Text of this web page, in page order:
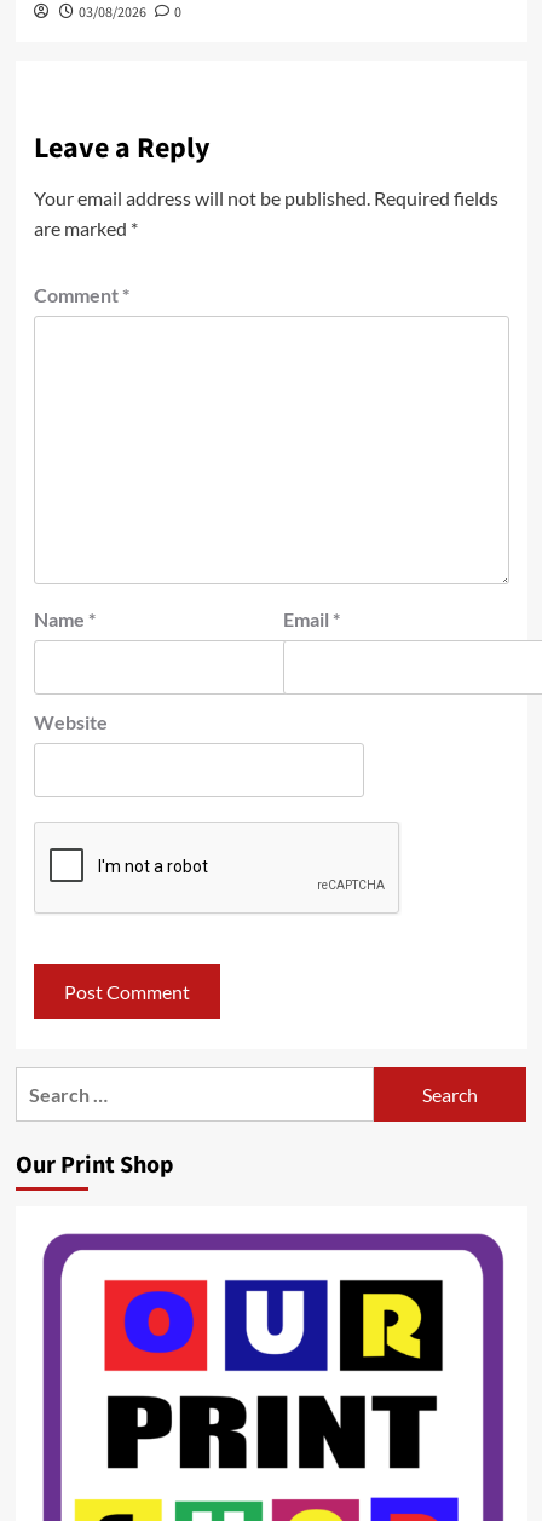
03/08/2026 0
Leave a Reply
Your email address will not be published. Required fields
are marked *
Comment *
Name * Email *
Website
Our Print Shop